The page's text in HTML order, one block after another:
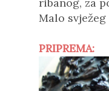
Malo
PRIPREMA: